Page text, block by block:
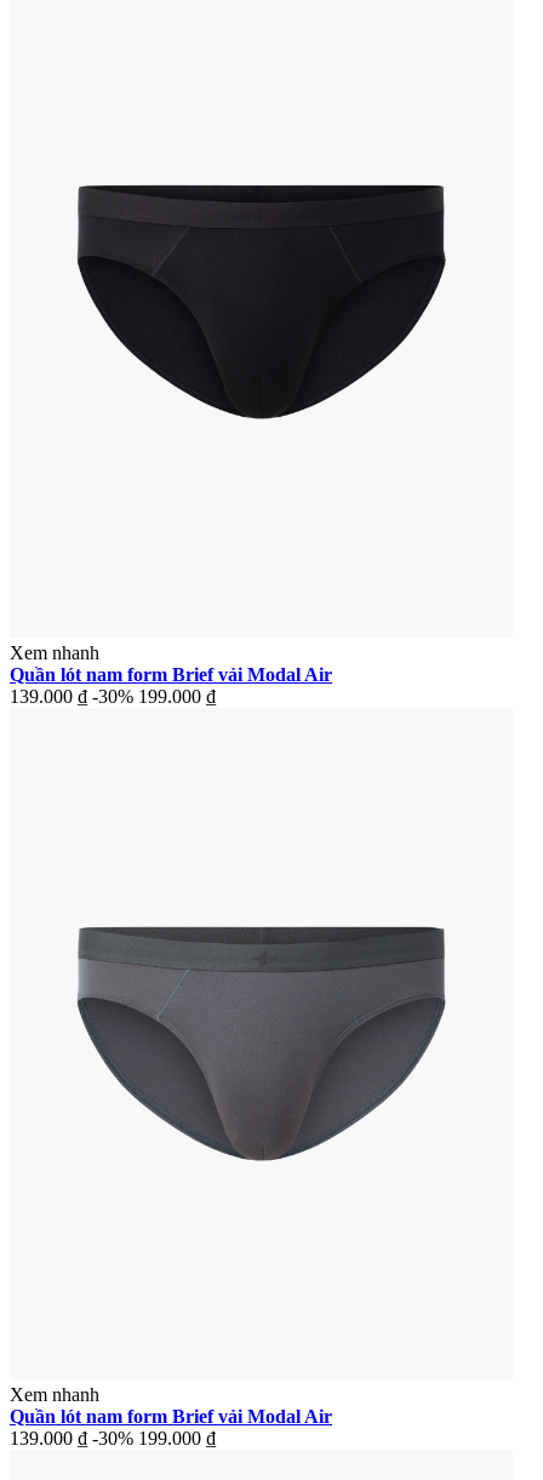
Xem nhanh
Quần lót nam form Brief vải Modal Air
139.000 ₫ -30% 199.000 ₫
Xem nhanh
Quần lót nam form Brief vải Modal Air
139.000 ₫ -30% 199.000 ₫